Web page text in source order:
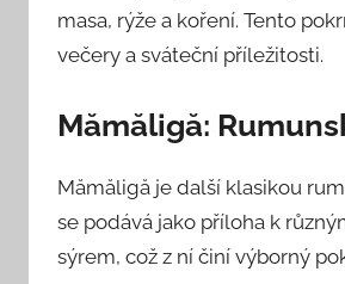
masa, rýže a koření. Tento
večery a sváteční příležitosti.
Mămăligă:
Mămăligă je další klasikou
se podává jako příloha k
sýrem, což z ní činí výborný